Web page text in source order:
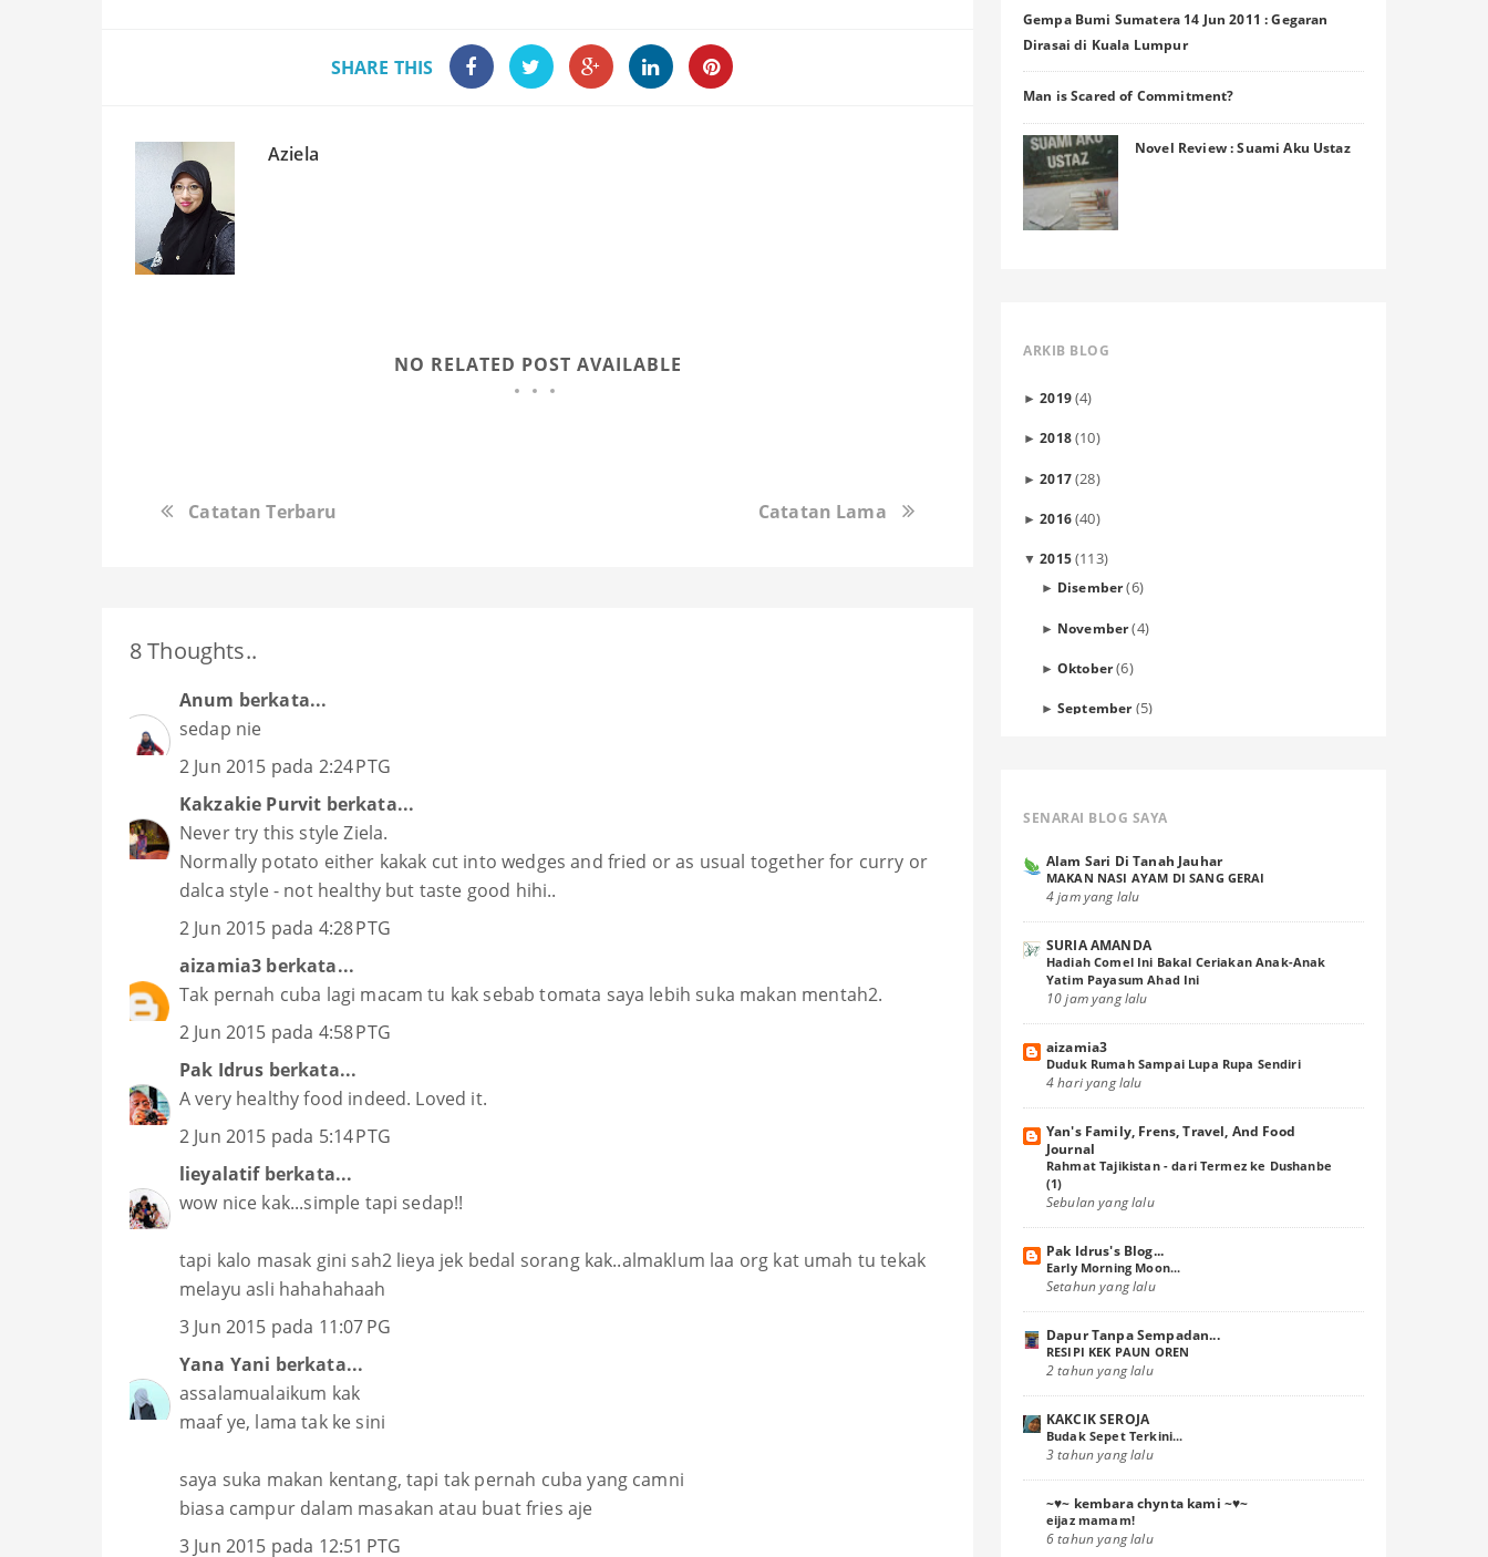
SHARE THIS
Aziela
NO RELATED POST AVAILABLE
Catatan Terbaru Catatan Lama
8 Thoughts..
Anum berkata...
sedap nie
2 Jun 2015 pada 2:24 PTG
Kakzakie Purvit berkata...
Never try this style Ziela.
Normally potato either kakak cut into wedges and fried or as usual together for curry or
dalca style - not healthy but taste good hihi..
2 Jun 2015 pada 4:28 PTG
aizamia3 berkata...
Tak pernah cuba lagi macam tu kak sebab tomata saya lebih suka makan mentah2.
2 Jun 2015 pada 4:58 PTG
Pak Idrus berkata...
A very healthy food indeed. Loved it.
2 Jun 2015 pada 5:14 PTG
lieyalatifberkata...
wow nice kak...simple tapi sedap!!
tapi kalo masak gini sah2 lieya jek bedal sorang kak..almaklum laa org kat umah tu tekak
melayu asli hahahahaah
3 Jun 2015 pada 11:07 PG
Yana Yani berkata...
assalamualaikum kak
maaf ye, lama tak ke sini
saya suka makan kentang, tapi tak pernah cuba yang camni
biasa campur dalam masakan atau buat fries aje
3 Jun 2015 pada 12:51 PTG
Gempa Bumi Sumatera 14 Jun 2011 : Gegaran
Dirasai di Kuala Lumpur
Man is Scared of Commitment?
Novel Review : Suami Aku Ustaz
ARKIB BLOG
►2019(4)
►2018(10)
►2017(28)
►2016(40)
▼2015(113)
► Disember(6)
► November(4)
► Oktober(6)
► September (5)
Jun (15)
Menu Sahur Mudah ke 3
Business Iftar di Palm Hotel Seremban
Bila Terlewat Bangun Sahur
Kemalangan di Pagi Hari...
Menu Sahur Simple
Selesai 2 Hari...
Salam Ramadhan Semua...
Berketupat Sebelum Puasa
Yakinlah Dgn Kasih Sayang ALLAH...
WW: Buah Keriang
Healthy Potatoes Tomatoes Snacks
Site Survey nak Merompak?
►April (10)
SENARAI BLOG SAYA
Alam Sari Di Tanah Jauhar
MAKAN NASI AYAM DI SANG GERAI
4 jam yang lalu
SURIA AMANDA
Hadiah Comel Ini Bakal Ceriakan Anak-Anak
Yatim Payasum Ahad Ini
10 jam yang lalu
aizamia3
Duduk Rumah Sampai Lupa Rupa Sendiri
4 hari yang lalu
Yan's Family, Frens, Travel, And Food
Journal
Rahmat Tajikistan - dari Termez ke Dushanbe
(1)
Sebulan yang lalu
Pak Idrus's Blog...
Early Morning Moon...
Setahun yang lalu
Dapur Tanpa Sempadan...
RESIPI KEK PAUN OREN
2 tahun yang lalu
KAKCIK SEROJA
Budak Sepet Terkini...
3 tahun yang lalu
~♥~ kembara chynta kami ~♥~
eijaz mamam!
6 tahun yang lalu